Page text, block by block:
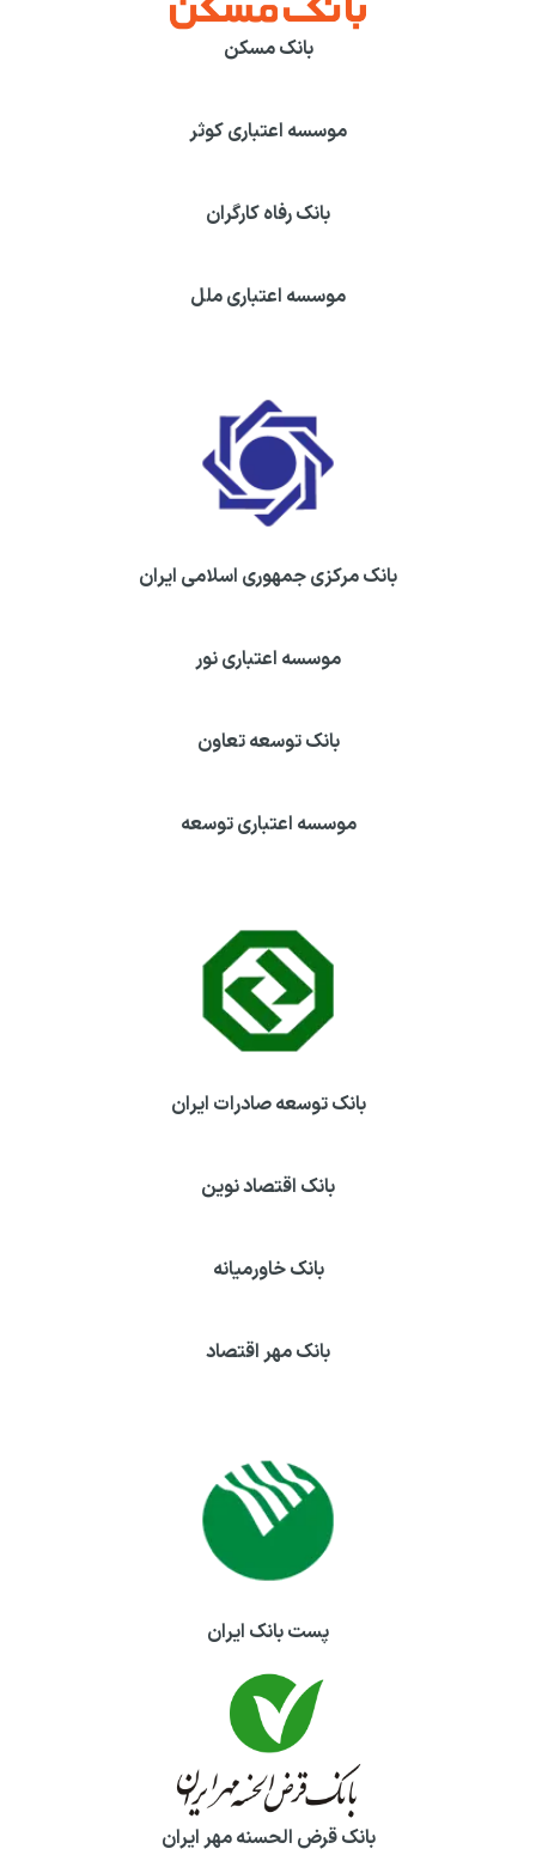
بانک مسکن
موسسه اعتباری کوثر
بانک رفاه کارگران
موسسه اعتباری ملل
بانک مرکزی جمهوری اسلامی ایران
موسسه اعتباری نور
بانک توسعه تعاون
موسسه اعتباری توسعه
بانک توسعه صادرات ایران
بانک اقتصاد نوین
بانک خاورمیانه
بانک مهر اقتصاد
پست بانک ایران
بانک قرض الحسنه مهر ایران